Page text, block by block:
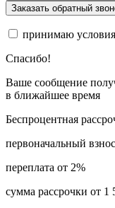
Заказать обратный
принимаю условия
Спасибо!
Ваше сообщение
в ближайшее время
Беспроцентная
первоначальный
переплата от 2%
сумма рассрочки от 1